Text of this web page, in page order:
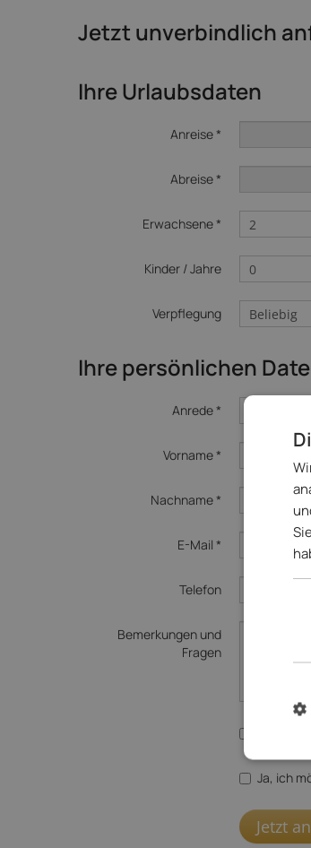
Jetzt unverbindlich
Ihre Urlaubsdaten
Anreise *
Abreise *
Erwachsene *
Kinder / Jahre
Verpflegung
Ihre persönlichen
Anrede *
Vorname *
Nachname *
E-Mail *
Telefon
Bemerkungen und
Fragen
Ja, ich
Jetzt